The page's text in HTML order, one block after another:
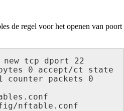
de regel voor het openen van poort
tcp dport 22
0 accept/ct state
counter packets 0
nftable.conf